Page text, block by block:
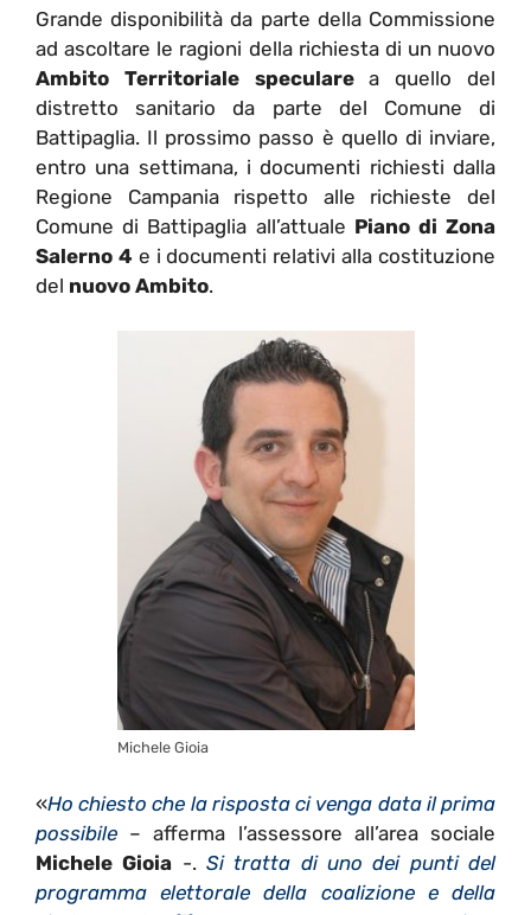
Grande disponibilità da parte della Commissione
ad ascoltare le ragioni della richiesta di un nuovo
Ambito Territoriale specularea quello del
distretto sanitario da parte del Comune di
Battipaglia. Il prossimo passo è quello di inviare,
entro una settimana, i documenti richiesti dalla
Regione Campania rispetto alle richieste del
Comune di Battipaglia all’attuale Piano di Zona
Salerno 4 e i documenti relativi alla costituzione
del nuovo Ambito.
Michele Gioia
«Ho chiesto che la risposta ci venga data il prima
possibile – afferma l’assessore all’area sociale
Michele Gioia -.Si tratta di uno dei punti del
programma elettorale della coalizione e della